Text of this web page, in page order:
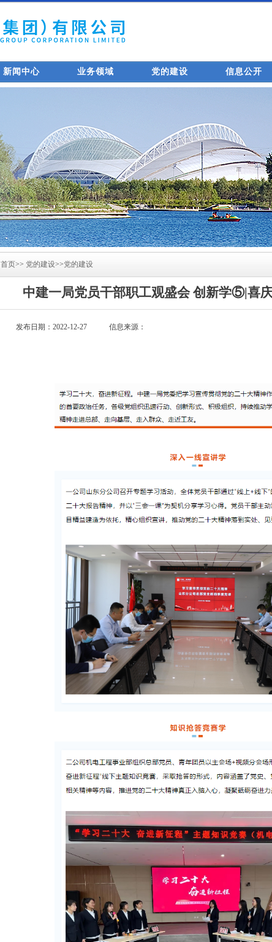
新闻中心 业务领域 党的建设 信息公开
首页>> 党的建设>>党的建设
中建一局党员干部职工观盛会 创新学⑤|喜
发布日期：2022-12-27 信息来源：